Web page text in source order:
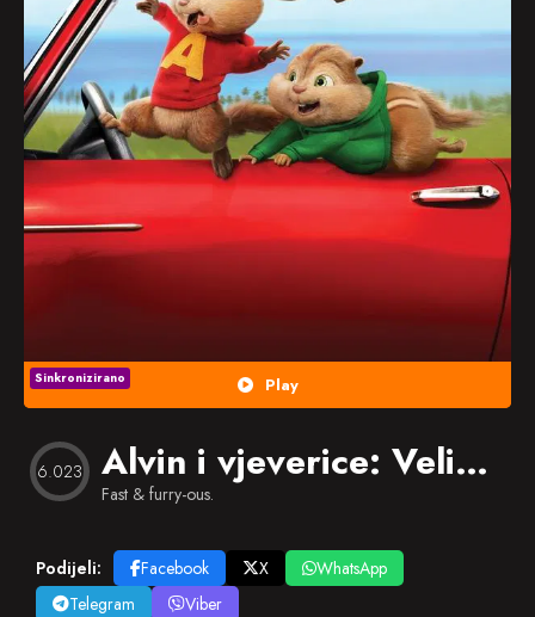
Popularno
Nasumično
Play
Sinkronizirano
6.023 Alvin i vjeverice: Velika Alvintura
Fast & furry-ous.
Podijeli: Facebook X
WhatsApp
Telegram
Viber